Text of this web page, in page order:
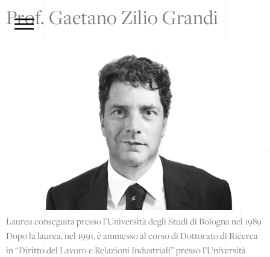
Prof. Gaetano Zilio Grandi
Laurea conseguita presso l’Università degli Studi di Bologna nel 1989
Dopo la laurea, nel 1991, è ammesso al corso di Dottorato di Ricerca
in “Diritto del Lavoro e Relazioni Industriali” presso l’Università